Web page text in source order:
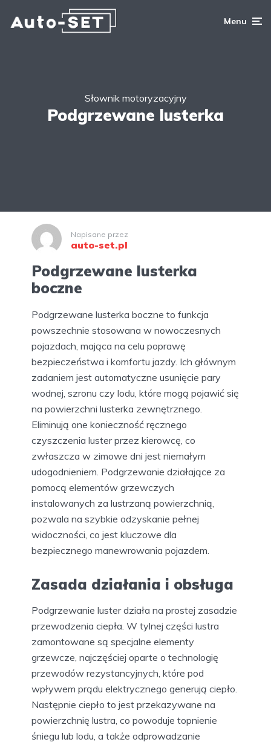
Menu
Słownik motoryzacyjny
Podgrzewane lusterka
Napisane przez
auto-set.pl
Podgrzewane lusterka
boczne
Podgrzewane lusterka boczne to funkcja
powszechnie stosowana w nowoczesnych
pojazdach, mająca na celu poprawę
bezpieczeństwa i komfortu jazdy. Ich głównym
zadaniem jest automatyczne usunięcie pary
wodnej, szronu czy lodu, które mogą pojawić się
na powierzchni lusterka zewnętrznego.
Eliminują one konieczność ręcznego
czyszczenia luster przez kierowcę, co
zwłaszcza w zimowe dni jest niemałym
udogodnieniem. Podgrzewanie działające za
pomocą elementów grzewczych
instalowanych za lustrzaną powierzchnią,
pozwala na szybkie odzyskanie pełnej
widoczności, co jest kluczowe dla
bezpiecznego manewrowania pojazdem.
Zasada działania i obsługa
Podgrzewanie luster działa na prostej zasadzie
przewodzenia ciepła. W tylnej części lustra
zamontowane są specjalne elementy
grzewcze, najczęściej oparte o technologię
przewodów rezystancyjnych, które pod
wpływem prądu elektrycznego generują ciepło.
Następnie ciepło to jest przekazywane na
powierzchnię lustra, co powoduje topnienie
śniegu lub lodu, a także odprowadzanie